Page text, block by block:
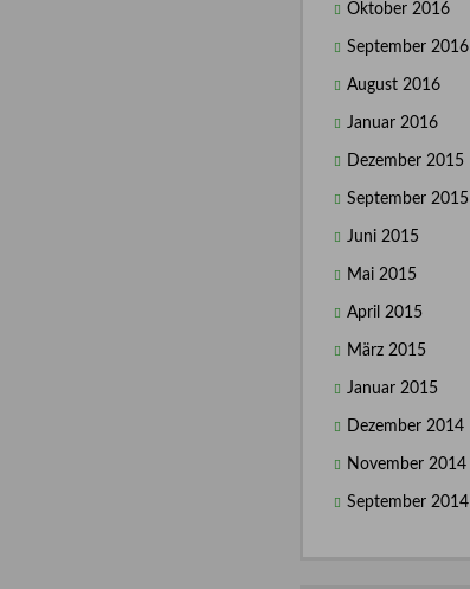
Oktober 2016
September 2016
August 2016
Januar 2016
Dezember 2015
September 2015
Juni 2015
Mai 2015
April 2015
März 2015
Januar 2015
Dezember 2014
November 2014
September 2014